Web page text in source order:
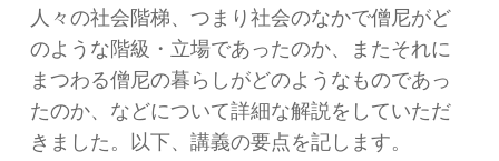
人々の社会階梯、つまり社会のなかで僧尼がど
のような階級・立場であったのか、またそれに
まつわる僧尼の暮らしがどのようなものであっ
たのか、などについて詳細な解説をしていただ
きました。以下、講義の要点を記します。